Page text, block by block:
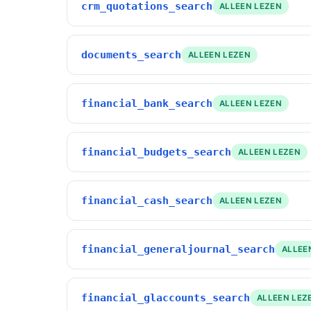
crm_quotations_search ALLEEN LEZEN
documents_search ALLEEN LEZEN
financial_bank_search ALLEEN LEZEN
financial_budgets_search ALLEEN LEZEN
financial_cash_search ALLEEN LEZEN
financial_generaljournal_search
financial_glaccounts_search ALLEEN